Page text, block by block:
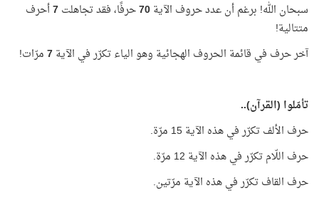
سبحان الله! برغم أن عدد حروف الآية70حرفًا، فقد تجاهلت7أحرف
متتالية!
آخر حرف في قائمة الحروف الهجائية وهو الياء تكرّر في الآية7مرّات!
تأمّلوا (القرآن)..
حرف الألف تكرّر في هذه الآية 15 مرّة.
حرف اللّام تكرّر في هذه الآية 12 مرّة.
حرف القاف تكرّر في هذه الآية مرّتين.